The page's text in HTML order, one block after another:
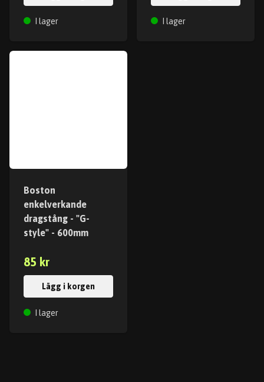
I lager I lager
Boston
enkelverkande
dragstång - "G-
style" - 600mm
85 kr
Lägg i korgen
I lager